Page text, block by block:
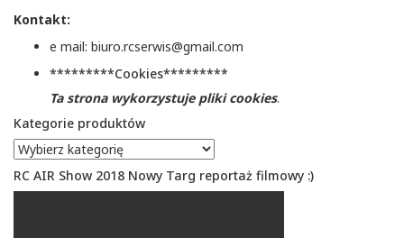
Kontakt:
e mail: biuro.rcserwis@gmail.com
*********Cookies*********
Ta strona wykorzystuje pliki cookies.
Kategorie produktów
RC AIR Show 2018 Nowy Targ reportaż filmowy :)